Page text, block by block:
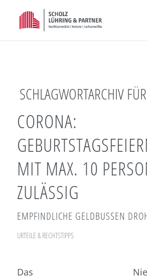
SCHLAGWORTARCHIV
CORONA:
MIT MAX. 10
ZULÄSSIG
EMPFINDLICHE GELDBUSSEN
URTEILE & RECHTSTIPPS
Das